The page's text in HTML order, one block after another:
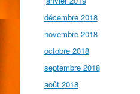
décembre 2018
novembre 2018
octobre 2018
septembre 2018
août 2018